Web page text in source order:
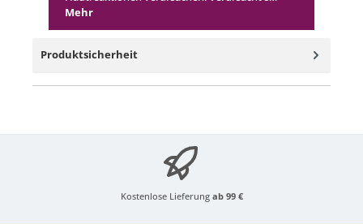
Mehr
Produktsicherheit
Kostenlose Lieferung ab 99 €